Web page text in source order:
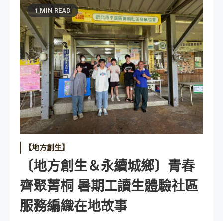
1 MIN READ
【地方創生】
〔地方創生＆永續城鄉〕青春
齊聚菁桐 暑期工讀生體驗社區
服務編織在地故事